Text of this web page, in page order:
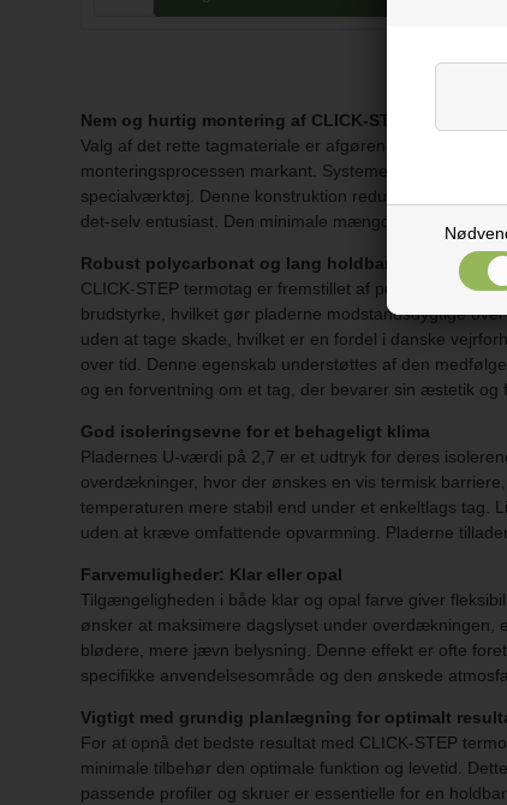
Nem og hurtig montering af CLICK-STEP termotag
Valg af det rette tagmateriale er afgørende for ethvert
monteringsprocessen markant. Systemet bygger på
specialværktøj. Denne konstruktion reducerer behovet
det-selv entusiast. Den minimale mængde tilbehør
Robust polycarbonat og lang holdbarhed
CLICK-STEP termotag er fremstillet af polycarbonat,
brudstyrke, hvilket gør pladerne modstandsdygtige
uden at tage skade, hvilket er en fordel i danske
over tid. Denne egenskab understøttes af den
og en forventning om et tag, der bevarer sin æstetik og
God isoleringsevne for et behageligt klima
Pladernes U-værdi på 2,7 er et udtryk for deres
overdækninger, hvor der ønskes en vis termisk
temperaturen mere stabil end under et enkeltlags tag.
uden at kræve omfattende opvarmning. Pladerne
Farvemuligheder: Klar eller opal
Tilgængeligheden i både klar og opal farve giver
ønsker at maksimere dagslyset under overdækningen,
blødere, mere jævn belysning. Denne effekt er ofte
specifikke anvendelsesområde og den ønskede
Vigtigt med grundig planlægning for optimalt
For at opnå det bedste resultat med CLICK-STEP
minimale tilbehør den optimale funktion og levetid.
passende profiler og skruer er essentielle for en